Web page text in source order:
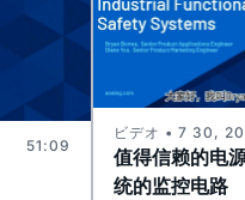
51:09
值得信赖的电
统的监控电路
ビデオ • 7 30,